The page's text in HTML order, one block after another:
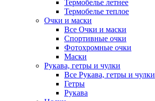
Термобелье летнее
Термобелье теплое
Очки и маски
Все Очки и маски
Спортивные очки
Фотохромные очки
Маски
Рукава, гетры и чулки
Все Рукава, гетры и чулки
Гетры
Рукава